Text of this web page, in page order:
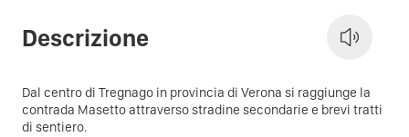
Descrizione
Dal centro di Tregnago in provincia di Verona si raggiunge la
contrada Masetto attraverso stradine secondarie e brevi tratti
di sentiero.